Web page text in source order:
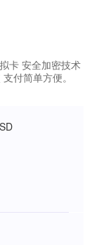
卡 安全加密技术
付简单方便。